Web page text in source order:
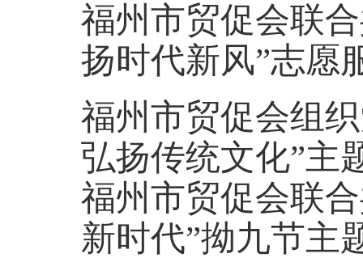
福州市贸促会联
扬时代新风”志愿
福州市贸促会组
弘扬传统文化”主
福州市贸促会联
新时代”拗九节主